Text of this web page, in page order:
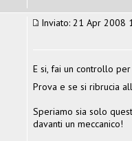
Inviato: 21 Apr 2008
E si, fai un controllo
Prova e se si ribrucia
Speriamo sia solo
davanti un meccanico!